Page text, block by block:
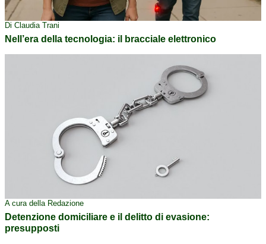
Di Claudia Trani
Nell’era della tecnologia: il bracciale elettronico
A cura della Redazione
Detenzione domiciliare e il delitto di evasione:
presupposti